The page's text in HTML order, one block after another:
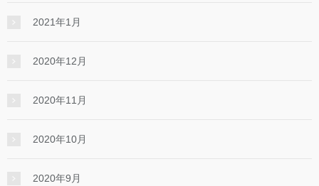
2021年1月
2020年12月
2020年11月
2020年10月
2020年9月